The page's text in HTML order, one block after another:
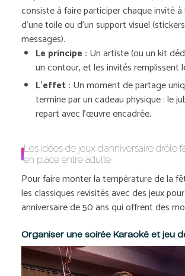
consiste à faire participer chaque invité
d’une toile ou d’un support visuel
messages).
Le principe : Un artiste (ou un kit
un contour, et les invités remplissent
L’effet : Un moment de partage
termine par un cadeau physique : le
repart avec l’œuvre encadrée.
Les idées de jeux d’anniversaire drôle
en place entre adulte
Pour faire monter la température de la
les classiques revisités avec des jeux
anniversaire de 50 ans qui offrent des
Organiser une soirée Karaoké et jeu